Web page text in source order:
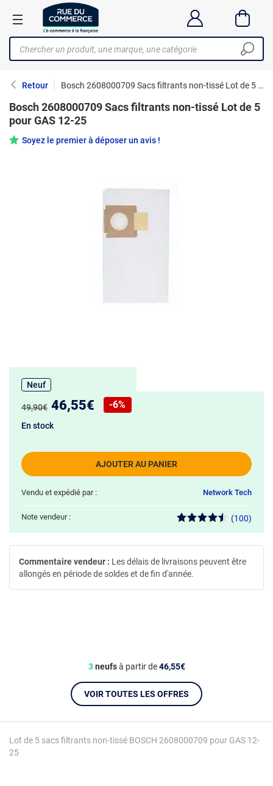
Retour Bosch 2608000709 Sacs filtrants non-tissé Lot de 5 pour GAS 12-25
Bosch 2608000709 Sacs filtrants non-tissé Lot de 5
pour GAS 12-25
Soyez le premier à déposer un avis !
Lot de 5 sacs filtrants non-tissé BOSCH 2608000709 pour GAS 12-
25
Neuf
Ancien prix :
49,90€ Nouveau prix :
46,55€
Réduction de :
-6%
AJOUTER AU PANIER
En stock
Vendu et expédié par : Network Tech
Note vendeur : (100)
3neufsà partir de46,55€
VOIR TOUTES LES OFFRES
Commentaire vendeur : Les délais de livraisons peuvent être
allongés en période de soldes et de fin d'année.